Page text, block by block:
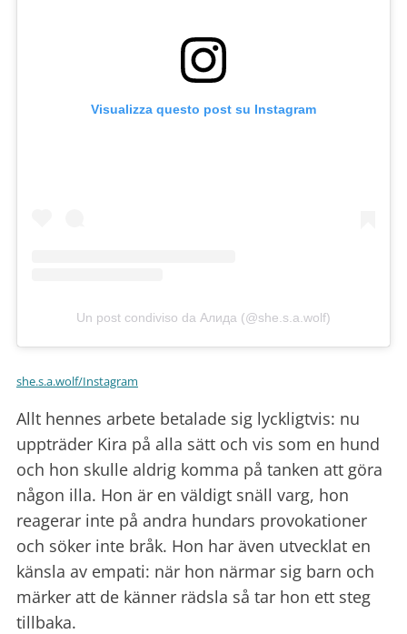
Visualizza questo post su Instagram
Un post condiviso da Алида (@she.s.a.wolf)
she.s.a.wolf/Instagram
Allt hennes arbete betalade sig lyckligtvis: nu
uppträder Kira på alla sätt och vis som en hund
och hon skulle aldrig komma på tanken att göra
någon illa. Hon är en väldigt snäll varg, hon
reagerar inte på andra hundars provokationer
och söker inte bråk. Hon har även utvecklat en
känsla av empati: när hon närmar sig barn och
märker att de känner rädsla så tar hon ett steg
tillbaka.